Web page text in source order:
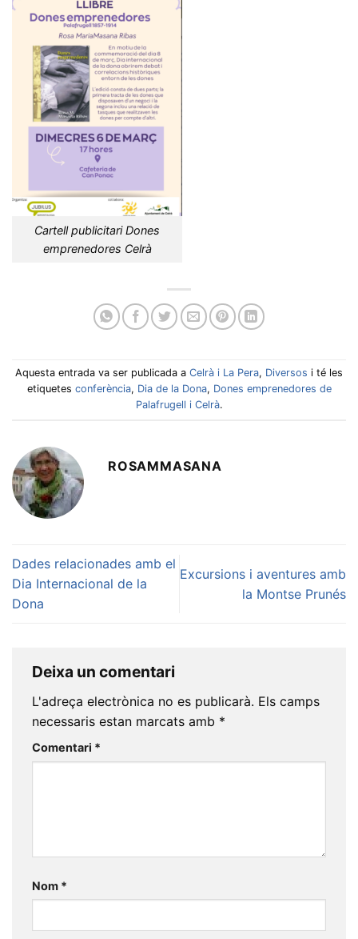
Cartell publicitari Dones
emprenedores Celrà
Aquesta entrada va ser publicada a Celrà i La Pera, Diversos i té les
etiquetes conferència, Dia de la Dona, Dones emprenedores de
Palafrugell i Celrà.
ROSAMMASANA
Dades relacionades amb el
Dia Internacional de la
Dona
Excursions i aventures amb
la Montse Prunés
Deixa un comentari
L'adreça electrònica no es publicarà. Els camps
necessaris estan marcats amb *
Comentari *
Nom *